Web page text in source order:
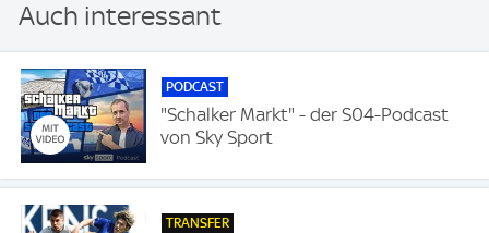
Auch interessant
PODCAST
"Schalker Markt" - der S04-Podcast
von Sky Sport
TRANSFER